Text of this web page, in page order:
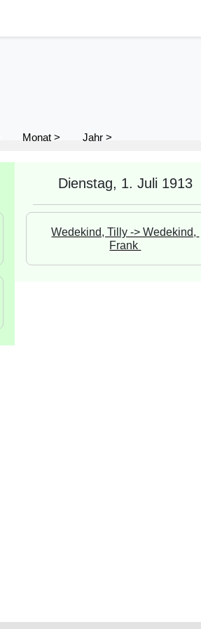
Monat > Jahr >
Dienstag, 1. Juli 1913
Wedekind, Tilly -> Wedekind,
Frank